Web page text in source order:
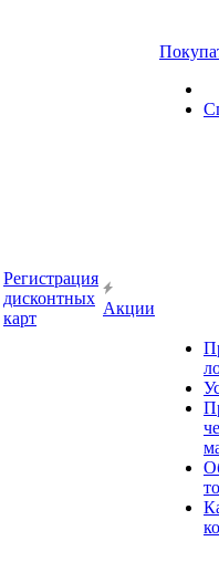
Регистрация
дисконтных
карт
Акции